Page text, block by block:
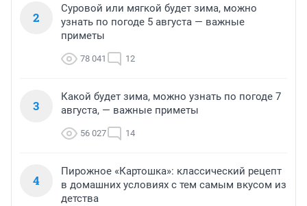
2
Суровой или мягкой будет зима, можно
узнать по погоде 5 августа — важные
приметы
78 041 12
3
Какой будет зима, можно узнать по погоде 7
августа, — важные приметы
56 027 14
4
Пирожное «Картошка»: классический рецепт
в домашних условиях с тем самым вкусом из
детства